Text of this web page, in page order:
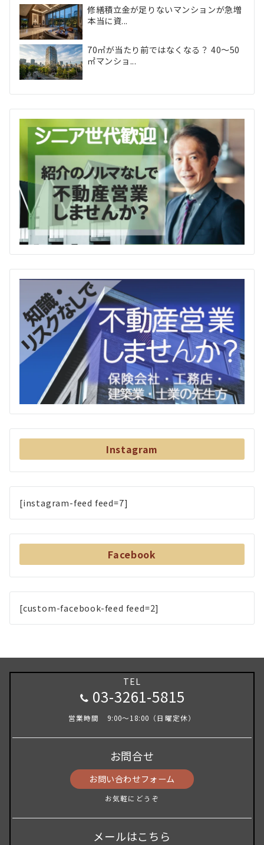
修繕積立金が足りないマンションが急増
本当に資...
70㎡が当たり前ではなくなる？ 40〜50
㎡マンショ...
Instagram
[instagram-feed feed=7]
Facebook
[custom-facebook-feed feed=2]
TEL
03-3261-5815
営業時間 9:00～18:00（日曜定休）
お問合せ
お問い合わせフォーム
お気軽にどうぞ
メールはこちら